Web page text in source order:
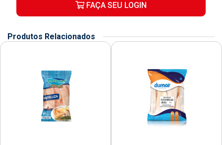
FAÇA SEU LOGIN
Produtos Relacionados